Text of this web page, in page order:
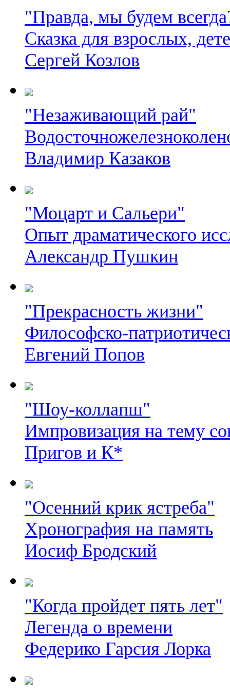
"Правда, мы будем
Сказка для взрослых,
Сергей Козлов
"Незаживающий рай"
Владимир Казаков
"Моцарт и Сальери"
Опыт драматического
Александр Пушкин
"Прекрасность жизни"
Философско-
Евгений Попов
"Шоу-коллапш"
Импровизация на тему
Пригов и К*
"Осенний крик ястреба"
Хронография на память
Иосиф Бродский
"Когда пройдет пять лет"
Легенда о времени
Федерико Гарсия Лорка